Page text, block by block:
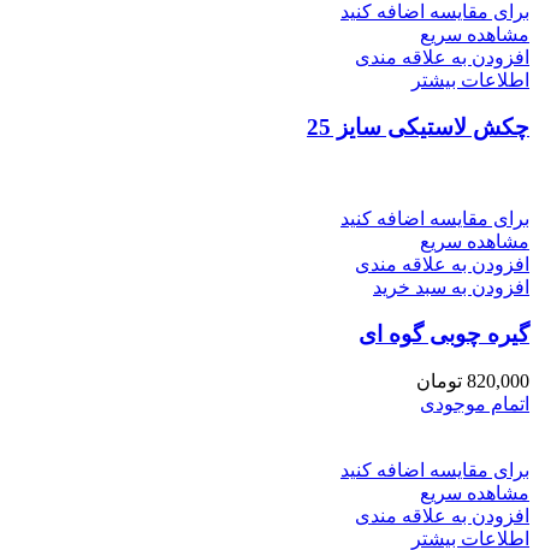
برای مقایسه اضافه کنید
مشاهده سریع
افزودن به علاقه مندی
اطلاعات بیشتر
چکش لاستیکی سایز 25
برای مقایسه اضافه کنید
مشاهده سریع
افزودن به علاقه مندی
افزودن به سبد خرید
گیره چوبی گوه ای
820,000 تومان
اتمام موجودی
برای مقایسه اضافه کنید
مشاهده سریع
افزودن به علاقه مندی
اطلاعات بیشتر